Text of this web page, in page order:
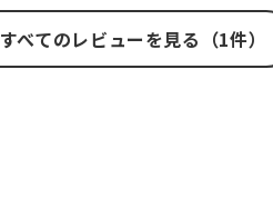
すべてのレビューを見る（1件）